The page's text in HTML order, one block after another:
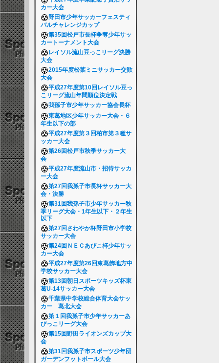
カー大会
野田市少年サッカーフェスティ
バルチャレンジカップ
第35回松戸市長杯争奪少年サッ
カートーナメント大会
レイソル流山豆っこリーグ決勝
大会
2015年度松葉ミニサッカー交歓
大会
平成27年度第10回レイソル豆っ
こリーグ流山年間順位決定戦
我孫子市少年サッカー協会長杯
東葛地区少年サッカー大会・６
年生以下の部
平成27年度第３回柏市第３種サ
ッカー大会
第26回松戸市秋季サッカー大
会
平成27年度流山市・招待サッカ
ー大会
第27回我孫子市長杯サッカー大
会・決勝
第31回我孫子市少年サッカー秋
季リーグ大会・1年生以下・２年生
以下
第27回さわやか杯野田市小学校
サッカー大会
第24回ＮＥＣあびこ杯少年サッ
カー大会
平成27年度第26回東葛飾地方中
学校サッカー大会
第13回朝日スポーツキッズ杯東
葛U-14サッカー大会
千葉県中学校総合体育大会サッ
カー 葛北大会
第１回我孫子市少年サッカーあ
びっこリーグ大会
第15回野田ライオンズカップ大
会
第31回我孫子市スポーツ少年団
ガーデンフットボール大会